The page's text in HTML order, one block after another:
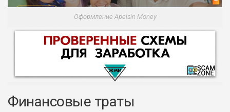
Оформление Apelsin Money
Финансовые траты